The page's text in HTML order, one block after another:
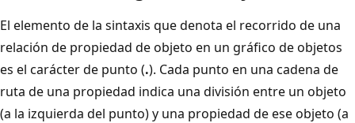
El elemento de la sintaxis que denota el recorrido de una
relación de propiedad de objeto en un gráfico de objetos
es el carácter de punto (.). Cada punto en una cadena de
ruta de una propiedad indica una división entre un objeto
(a la izquierda del punto) y una propiedad de ese objeto (a